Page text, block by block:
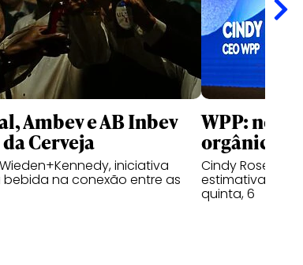
Ambev e AB Inbev
Cerveja
iniciativa
na conexão entre as
WPP: no
orgânica
Cindy Rose, diz
estimativas e
quinta, 6